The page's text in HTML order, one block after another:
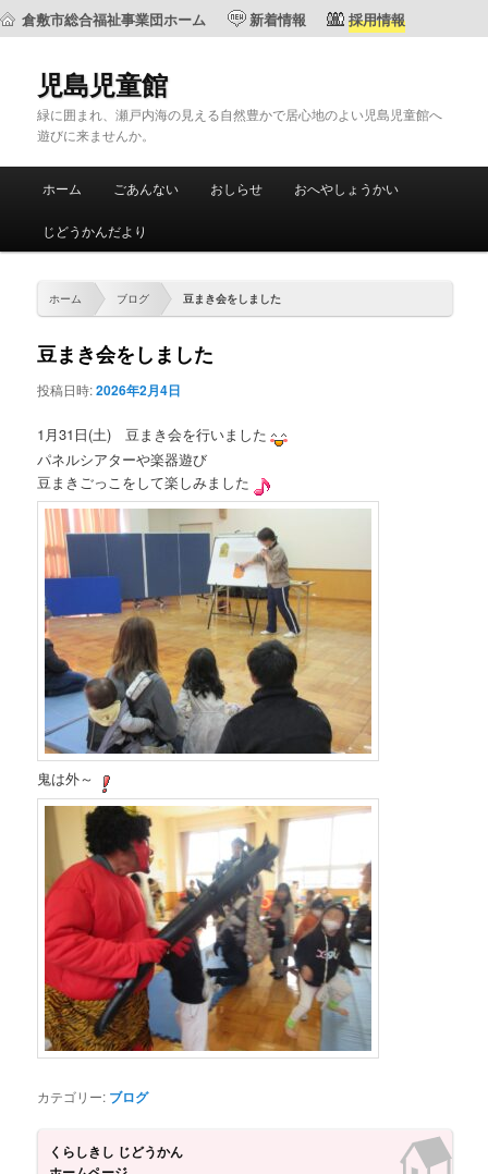
倉敷市総合福祉事業団ホーム 新着情報 採用情報
児島児童館
緑に囲まれ、瀬戸内海の見える自然豊かで居心地のよい児島児童館へ
遊びに来ませんか。
メ
メ
イ
テ
ン
ツ
へ
移
動
サ
ブ
ン
ツ
へ
移
動
ホーム ごあんない おしらせ おへやしょうかい
じどうかんだより
ホーム ブログ 豆まき会をしました
豆まき会をしました
投稿日時:2026年2月4日
1月31日(土) 豆まき会を行いました
パネルシアターや楽器遊び
豆まきごっこをして楽しみました
鬼は外～
カテゴリー: ブログ
くらしきし じどうかん